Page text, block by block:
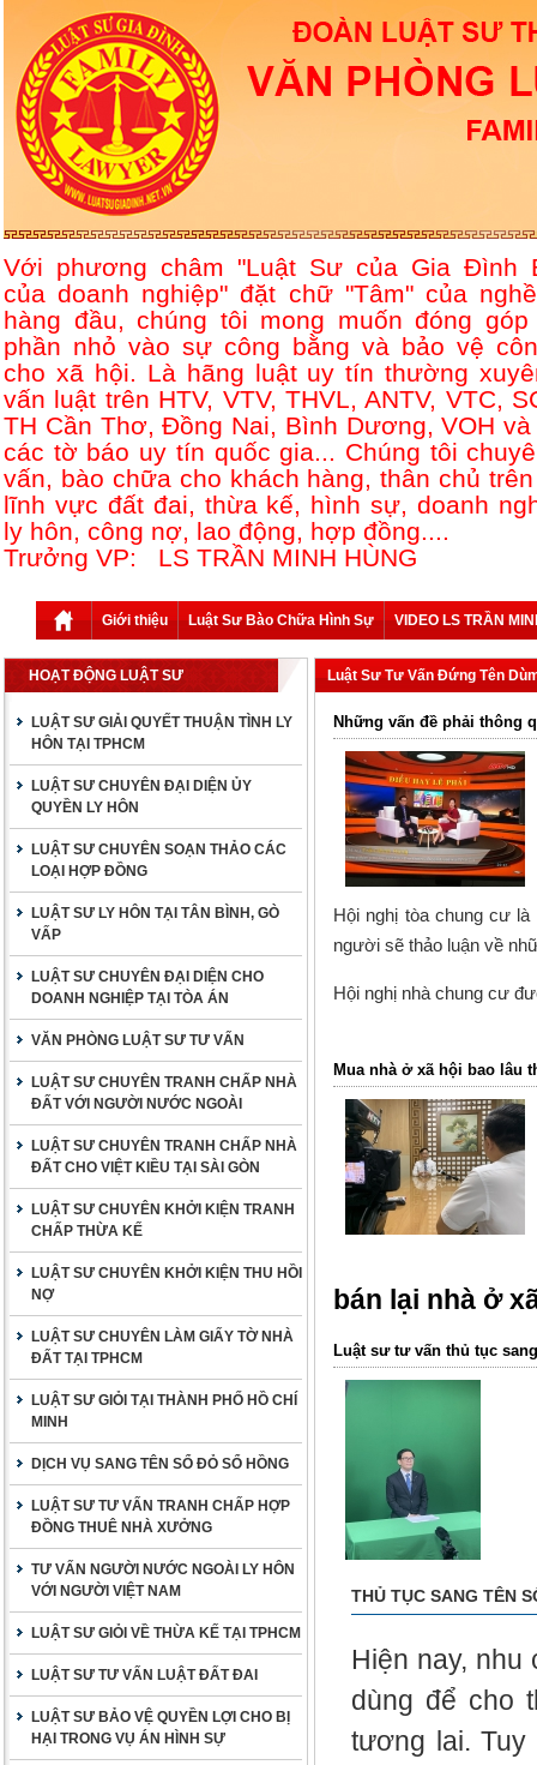
Với phương châm "Luật Sư của Gia Đình
của doanh nghiệp" đặt chữ "Tâm" của
hàng đầu, chúng tôi mong muốn đóng góp
phần nhỏ vào sự công bằng và bảo vệ
cho xã hội. Là hãng luật uy tín thường
vấn luật trên HTV, VTV, THVL, ANTV, VTC,
TH Cần Thơ, Đồng Nai, Bình Dương, VOH và
các tờ báo uy tín quốc gia... Chúng tôi
vấn, bào chữa cho khách hàng, thân chủ
lĩnh vực đất đai, thừa kế, hình sự, doanh
ly hôn, công nợ, lao động, hợp đồng....
Trưởng VP: LS TRẦN MINH HÙNG
Giới thiệu Luật Sư Bào Chữa Hình Sự VIDEO LS TRẦN
HOẠT ĐỘNG LUẬT SƯ
LUẬT SƯ GIẢI QUYẾT THUẬN TÌNH LY
HÔN TẠI TPHCM
LUẬT SƯ CHUYÊN ĐẠI DIỆN ỦY
QUYỀN LY HÔN
LUẬT SƯ CHUYÊN SOẠN THẢO CÁC
LOẠI HỢP ĐỒNG
LUẬT SƯ LY HÔN TẠI TÂN BÌNH, GÒ
VẤP
LUẬT SƯ CHUYÊN ĐẠI DIỆN CHO
DOANH NGHIỆP TẠI TÒA ÁN
VĂN PHÒNG LUẬT SƯ TƯ VẤN
LUẬT SƯ CHUYÊN TRANH CHẤP NHÀ
ĐẤT VỚI NGƯỜI NƯỚC NGOÀI
LUẬT SƯ CHUYÊN TRANH CHẤP NHÀ
ĐẤT CHO VIỆT KIỀU TẠI SÀI GÒN
LUẬT SƯ CHUYÊN KHỞI KIỆN TRANH
CHẤP THỪA KẾ
LUẬT SƯ CHUYÊN KHỞI KIỆN THU HỒI
NỢ
LUẬT SƯ CHUYÊN LÀM GIẤY TỜ NHÀ
ĐẤT TẠI TPHCM
LUẬT SƯ GIỎI TẠI THÀNH PHỐ HỒ CHÍ
MINH
DỊCH VỤ SANG TÊN SỔ ĐỎ SỔ HỒNG
LUẬT SƯ TƯ VẤN TRANH CHẤP HỢP
ĐỒNG THUÊ NHÀ XƯỞNG
TƯ VẤN NGƯỜI NƯỚC NGOÀI LY HÔN
VỚI NGƯỜI VIỆT NAM
LUẬT SƯ GIỎI VỀ THỪA KẾ TẠI TPHCM
LUẬT SƯ TƯ VẤN LUẬT ĐẤT ĐAI
LUẬT SƯ BẢO VỆ QUYỀN LỢI CHO BỊ
HẠI TRONG VỤ ÁN HÌNH SỰ
Luật Sư Tư Vấn Đứng Tên
Những vấn đề phải thông
Hội nghị tòa chung cư
người sẽ thảo luận về
Hội nghị nhà chung cư
Mua nhà ở xã hội bao lâu
bán lại nhà ở
Luật sư tư vấn thủ tục
THỦ TỤC SANG TÊN
Hiện nay,
dùng để cho
tương lai. Tuy